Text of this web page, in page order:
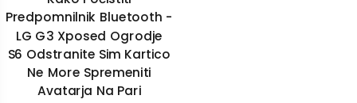
Predpomnilnik Bluetooth -
LG G3 Xposed Ogrodje
S6 Odstranite Sim Kartico
Ne More Spremeniti
Avatarja Na Pari